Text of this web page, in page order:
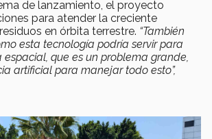
de lanzamiento, el proyecto
para atender la creciente
en órbita terrestre. “También
esta tecnología podría servir para
que es un problema grande,
artificial para manejar todo esto”,